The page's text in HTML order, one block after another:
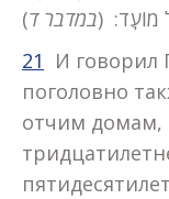
מוֹעֵֽד: (במדבר ד)
21
И говорил
поголовно
отчим домам,